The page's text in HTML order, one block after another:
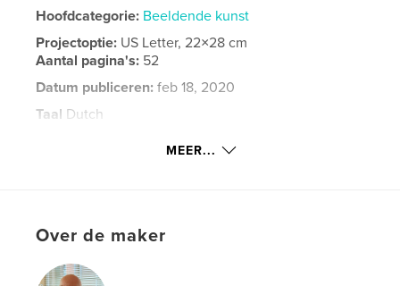
Hoofdcategorie: Beeldende kunst
Projectoptie: US Letter, 22×28 cm
Aantal pagina's: 52
Datum publiceren: feb 18, 2020
Taal Dutch
MEER...
Over de maker